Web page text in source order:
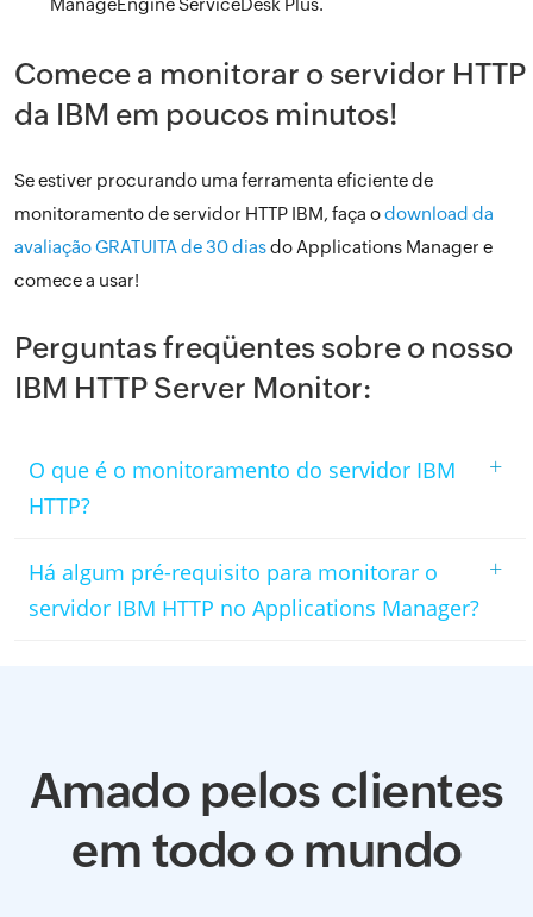
ManageEngine ServiceDesk Plus.
Comece a monitorar o servidor HTTP
da IBM em poucos minutos!
Se estiver procurando uma ferramenta eficiente de
monitoramento de servidor HTTP IBM, faça odownload da
avaliação GRATUITA de 30 diasdo Applications Manager e
comece a usar!
Perguntas freqüentes sobre o nosso
IBM HTTP Server Monitor:
O que é o monitoramento do servidor IBM
HTTP?
+
Há algum pré-requisito para monitorar o
servidor IBM HTTP no Applications Manager?
+
Amado pelos clientes
em todo o mundo